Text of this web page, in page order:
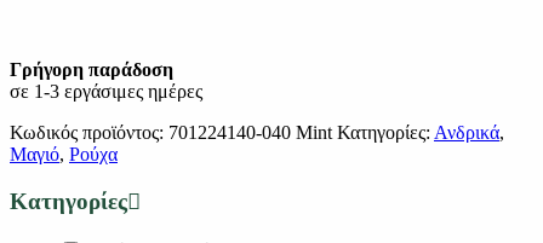
Γρήγορη παράδοση
σε 1-3 εργάσιμες ημέρες
Κωδικός προϊόντος: 701224140-040 Mint Κατηγορίες: Ανδρικά,
Μαγιό, Ρούχα
Κατηγορίες